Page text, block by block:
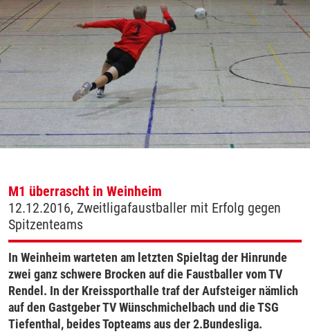
M1 überrascht in Weinheim
12.12.2016, Zweitligafaustballer mit Erfolg gegen
Spitzenteams
In Weinheim warteten am letzten Spieltag der Hinrunde
zwei ganz schwere Brocken auf die Faustballer vom TV
Rendel. In der Kreissporthalle traf der Aufsteiger nämlich
auf den Gastgeber TV Wünschmichelbach und die TSG
Tiefenthal, beides Topteams aus der 2.Bundesliga.